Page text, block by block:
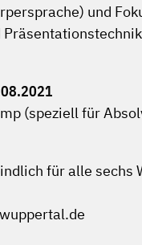
und
(speziell für
für alle sechs